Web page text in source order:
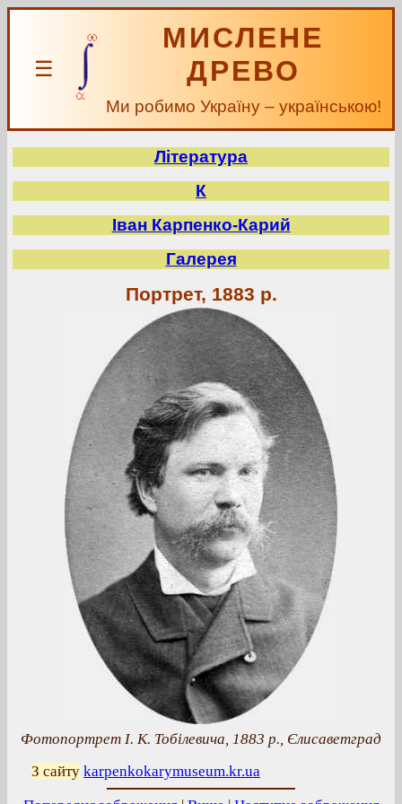
☰
МИСЛЕНЕ
ДРЕВО
Ми робимо Україну – українською!
Література
К
Іван Карпенко-Карий
Галерея
Портрет, 1883 р.
Фотопортрет І. К. Тобілевича, 1883 р., Єлисаветград
З сайту karpenkokarymuseum.kr.ua